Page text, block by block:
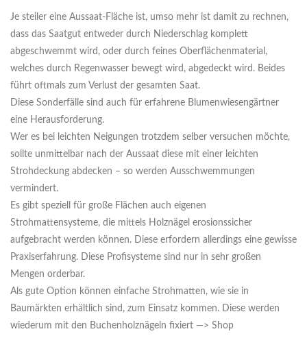
Je steiler eine Aussaat-Fläche ist, umso mehr ist damit zu rechnen,
dass das Saatgut entweder durch Niederschlag komplett
abgeschwemmt wird, oder durch feines Oberflächenmaterial,
welches durch Regenwasser bewegt wird, abgedeckt wird. Beides
führt oftmals zum Verlust der gesamten Saat.
Diese Sonderfälle sind auch für erfahrene Blumenwiesengärtner
eine Herausforderung.
Wer es bei leichten Neigungen trotzdem selber versuchen möchte,
sollte unmittelbar nach der Aussaat diese mit einer leichten
Strohdeckung abdecken – so werden Ausschwemmungen
vermindert.
Es gibt speziell für große Flächen auch eigenen
Strohmattensysteme, die mittels Holznägel erosionssicher
aufgebracht werden können. Diese erfordern allerdings eine gewisse
Praxiserfahrung. Diese Profisysteme sind nur in sehr großen
Mengen orderbar.
Als gute Option können einfache Strohmatten, wie sie in
Baumärkten erhältlich sind, zum Einsatz kommen. Diese werden
wiederum mit den Buchenholznägeln fixiert —> Shop